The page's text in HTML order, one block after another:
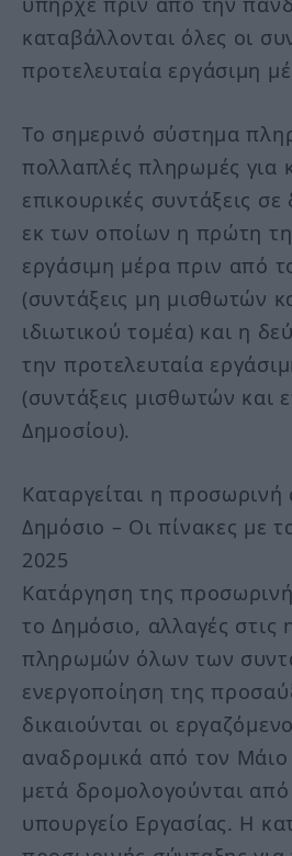
καταβάλλονται όλες οι
προτελευταία εργάσιμη
Το σημερινό σύστημα
πολλαπλές πληρωμές για
επικουρικές συντάξεις
εκ των οποίων η πρώτη
εργάσιμη μέρα πριν από
(συντάξεις μη μισθωτών
ιδιωτικού τομέα) και η
την προτελευταία
(συντάξεις μισθωτών και
Δημοσίου).
Καταργείται η
Δημόσιο – Οι πίνακες με
2025
Κατάργηση της
το Δημόσιο, αλλαγές στις
πληρωμών όλων των
ενεργοποίηση της
δικαιούνται οι
αναδρομικά από τον Μάιο
μετά δρομολογούνται
υπουργείο Εργασίας. Η